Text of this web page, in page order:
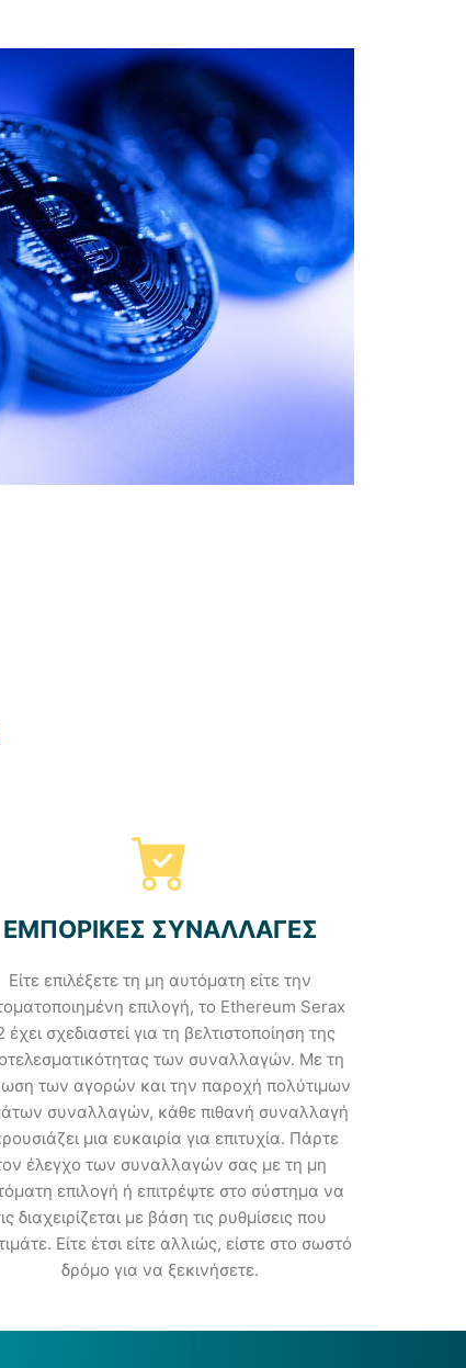
ΕΜΠΟΡΙΚΕΣ ΣΥΝΑΛΛΑΓΕΣ
Είτε επιλέξετε τη μη αυτόματη είτε την
επιλογή, το Ethereum Serax
έχει σχεδιαστεί για τη βελτιστοποίηση της
των συναλλαγών. Με τη
των αγορών και την παροχή πολύτιμων
συναλλαγών, κάθε πιθανή συναλλαγή
μια ευκαιρία για επιτυχία. Πάρτε
έλεγχο των συναλλαγών σας με τη μη
επιλογή ή επιτρέψτε στο σύστημα να
διαχειρίζεται με βάση τις ρυθμίσεις που
Είτε έτσι είτε αλλιώς, είστε στο σωστό
δρόμο για να ξεκινήσετε.